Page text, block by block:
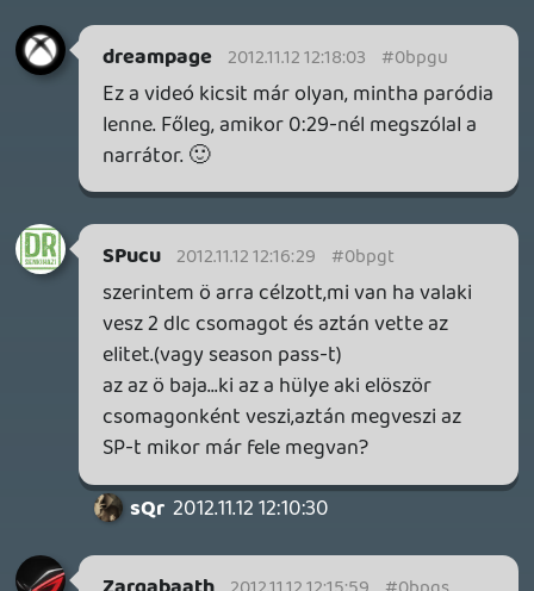
sQr 2012.11.12 11:46:56
SPucu 2012.11.12 12:03:08 #0bpgn
semmi köze az mw3-as elitnek ehhez...aki
ahhoz megvette az elitet,megkap(ott)
minden mw3-as dlc-t,tartalmat.a bo2-höz
(tehát nem vásárlástol 1 évig szol,hanem
az aktuális játékra)
2012.11.12 11:46:56 #0bpgm
A hivatalos álláspont szerint az egy évre
vett Elite előfizetések visszahozták az
árukat az eddig kapott letölthető
tartalmakkal, így senkinek nem lehet oka
panaszkodásra. Az Elit szolgáltatásai
ingyenesek lesznek, a Season Pass-t pedig
továbbiakban ha arra vágyik...